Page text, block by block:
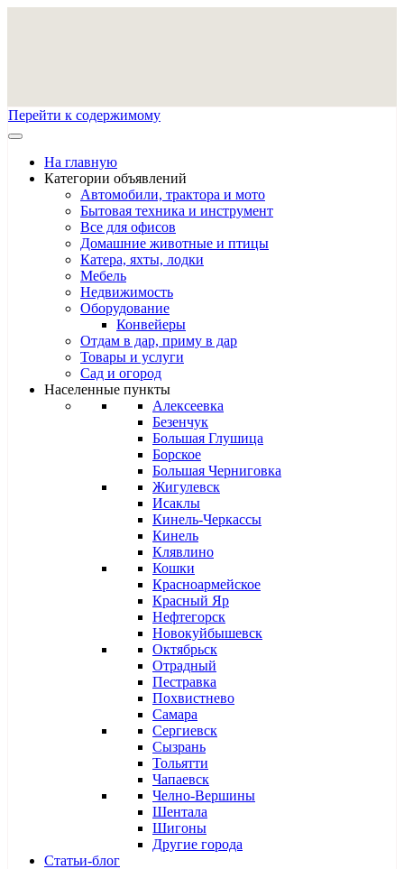
Перейти к содержимому
На главную
Категории объявлений
Автомобили, трактора и мото
Бытовая техника и инструмент
Все для офисов
Домашние животные и птицы
Катера, яхты, лодки
Мебель
Недвижимость
Оборудование
Конвейеры
Отдам в дар, приму в дар
Товары и услуги
Сад и огород
Населенные пункты
Алексеевка
Безенчук
Большая Глушица
Борское
Большая Черниговка
Жигулевск
Исаклы
Кинель-Черкассы
Кинель
Клявлино
Кошки
Красноармейское
Красный Яр
Нефтегорск
Новокуйбышевск
Октябрьск
Отрадный
Пестравка
Похвистнево
Самара
Сергиевск
Сызрань
Тольятти
Чапаевск
Челно-Вершины
Шентала
Шигоны
Другие города
Статьи-блог